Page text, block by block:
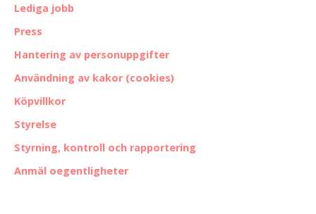
Lediga jobb
Press
Hantering av personuppgifter
Användning av kakor (cookies)
Köpvillkor
Styrelse
Styrning, kontroll och rapportering
Anmäl oegentligheter